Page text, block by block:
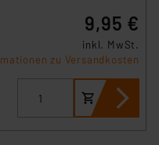
9,95 €
inkl. MwSt.
zu Versandkosten